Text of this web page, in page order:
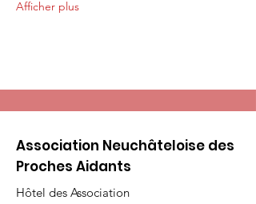
Afficher plus
Association Neuchâteloise des
Proches Aidants
Hôtel des Association